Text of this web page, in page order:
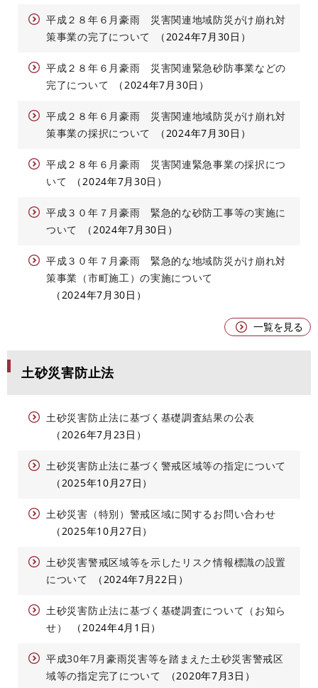
平成２８年６月豪雨 災害関連地域防災がけ崩れ対
策事業の完了について
2024年7月30日
平成２８年６月豪雨 災害関連緊急砂防事業などの
完了について
2024年7月30日
平成２８年６月豪雨 災害関連地域防災がけ崩れ対
策事業の採択について
2024年7月30日
平成２８年６月豪雨 災害関連緊急事業の採択につ
いて
2024年7月30日
平成３０年７月豪雨 緊急的な砂防工事等の実施に
ついて
2024年7月30日
平成３０年７月豪雨 緊急的な地域防災がけ崩れ対
策事業（市町施工）の実施について
2024年7月30日
一覧を見る
土砂災害防止法
土砂災害防止法に基づく基礎調査結果の公表
2026年7月23日
土砂災害防止法に基づく警戒区域等の指定について
2025年10月27日
土砂災害（特別）警戒区域に関するお問い合わせ
2025年10月27日
土砂災害警戒区域等を示したリスク情報標識の設置
について
2024年7月22日
土砂災害防止法に基づく基礎調査について（お知ら
せ）
2024年4月1日
平成30年7月豪雨災害等を踏まえた土砂災害警戒区
域等の指定完了について
2020年7月3日